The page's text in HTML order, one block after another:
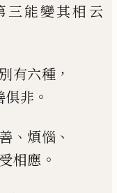
三能變其相云
有六種 ，
俱非 。
善 、 煩惱 、
相應 。